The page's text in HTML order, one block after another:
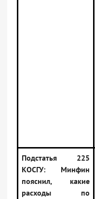
Подстатья 225
КОСГУ: Минфин
пояснил, какие
расходы по